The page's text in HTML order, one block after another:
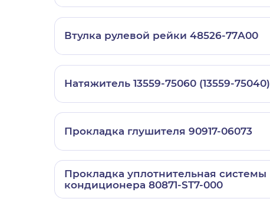
Втулка рулевой рейки 48526-77A00
Натяжитель 13559-75060 (13559-75040)
Прокладка глушителя 90917-06073
Прокладка уплотнительная системы
кондиционера 80871-ST7-000